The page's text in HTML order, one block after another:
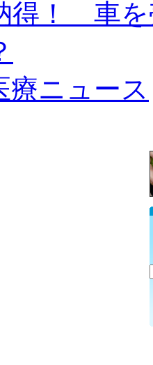
得！ 車を
療ニュース